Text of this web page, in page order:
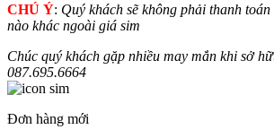
CHÚ Ý: Quý khách sẽ không phải thanh
nào khác ngoài giá sim
Chúc quý khách gặp nhiều may mắn khi sở
087.695.6664
Đơn hàng mới